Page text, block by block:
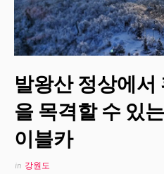
발왕산 정상에서
을 목격할 수 있
이블카
in 강원도